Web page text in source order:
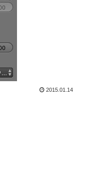
2015.01.14